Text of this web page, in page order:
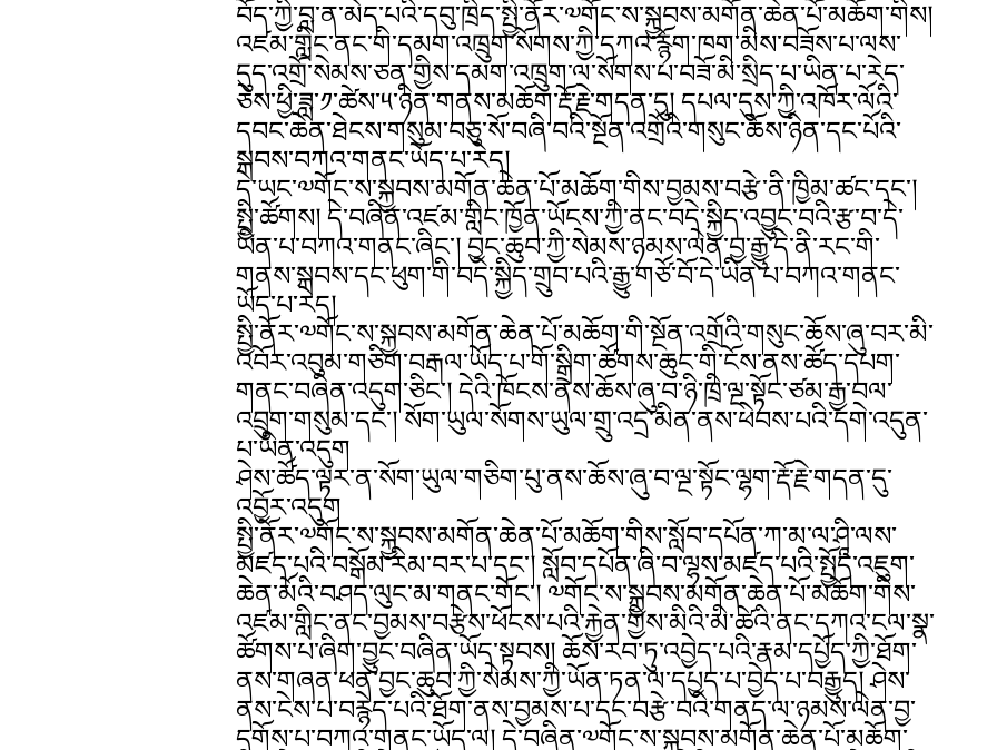
བོད་ཀྱི་བླ་ན་མེད་པའི་དབུ་ཁྲིད་སྤྱི་ནོར་༧གོང་ས་སྐྱབས་མགོན་ཆེན་པོ་མཆོག་གིས།
འཛམ་གླིང་ནང་གི་དམག་འཁྲུག་སོགས་ཀྱི་དཀའ་རྙོག་ཁག་མིས་བཟོས་པ་ལས་
དུད་འགྲོ་སེམས་ཅན་གྱིས་དམག་འཁྲུག་ལ་སོགས་པ་བཟོ་མི་སྲིད་པ་ཡིན་པ་རེད་
ཅེས་ཕྱི་ཟླ་༡་ཚེས་༥་ཉིན་གནས་མཆོག་རྡོ་རྗེ་གདན་དུ། དཔལ་དུས་ཀྱི་འཁོར་ལོའི་
དབང་ཆེན་ཐེངས་གསུམ་བཅུ་སོ་བཞི་བའི་སྔོན་འགྲོའི་གསུང་ཆོས་ཉིན་དང་པོའི་
སྐབས་བཀའ་གནང་ཡོད་པ་རེད།
དེ་ཡང་༧གོང་ས་སྐྱབས་མགོན་ཆེན་པོ་མཆོག་གིས་བྱམས་བརྩེ་ནི་ཁྱིམ་ཚང་དང་།
སྤྱི་ཚོགས། དེ་བཞིན་འཛམ་གླིང་ཁྱོན་ཡོངས་ཀྱི་ནང་བདེ་སྐྱིད་འབྱུང་བའི་རྩ་བ་དེ་
ཡིན་པ་བཀའ་གནང་ཞིང་། བྱང་ཆུབ་ཀྱི་སེམས་ཉམས་ལེན་བྱ་རྒྱུ་དེ་ནི་རང་གི་
གནས་སྐབས་དང་ཕུག་གི་བདེ་སྐྱིད་གྲུབ་པའི་རྒྱུ་གཙོ་བོ་དེ་ཡིན་པ་བཀའ་གནང་
ཡོད་པ་རེད།
སྤྱི་ནོར་༧གོང་ས་སྐྱབས་མགོན་ཆེན་པོ་མཆོག་གི་སྔོན་འགྲོའི་གསུང་ཆོས་ཞུ་བར་མི་
འབོར་འབུམ་གཅིག་བརྒལ་ཡོད་པ་གོ་སྒྲིག་ཚོགས་ཆུང་གི་ངོས་ནས་ཚོད་དཔག་
གནང་བཞིན་འདུག་ཅིང་། དེའི་ཁོངས་ནས་ཆོས་ཞུ་བ་ཉི་ཁྲི་ལྔ་སྟོང་ཙམ་རྒྱ་བལ་
འབྲུག་གསུམ་དང་། སོག་ཡུལ་སོགས་ཡུལ་གྲུ་འདྲ་མིན་ནས་ཕེབས་པའི་དགེ་འདུན་
པ་ཡིན་འདུག
ཤེས་ཚོད་ལྟར་ན་སོག་ཡུལ་གཅིག་པུ་ནས་ཆོས་ཞུ་བ་ལྔ་སྟོང་ལྷག་རྡོ་རྗེ་གདན་དུ་
འབྱོར་འདུག
སྤྱི་ནོར་༧གོང་ས་སྐྱབས་མགོན་ཆེན་པོ་མཆོག་གིས་སློབ་དཔོན་ཀ་མ་ལ་ཤཱི་ལས་
མཛད་པའི་བསྒོམ་རིམ་བར་པ་དང་། སློབ་དཔོན་ཞི་བ་ལྷས་མཛད་པའི་སྤྱོད་འཇུག་
ཆེན་མོའི་བཤད་ལུང་མ་གནང་གོང་། ༧གོང་ས་སྐྱབས་མགོན་ཆེན་པོ་མཆོག་གིས་
འཛམ་གླིང་ནང་བྱམས་བརྩེས་ཕོངས་པའི་རྐྱེན་གྱིས་མིའི་མི་ཚེའི་ནང་དཀའ་ངལ་སྣ་
ཚོགས་པ་ཞིག་བྱུང་བཞིན་ཡོད་སྟབས། ཆོས་རབ་ཏུ་འབྱེད་པའི་རྣམ་དཔྱོད་ཀྱི་ཐོག་
ནས་གཞན་ཕན་བྱང་ཆུབ་ཀྱི་སེམས་ཀྱི་ཡོན་ཏན་ལ་དཔྱད་པ་བྱེད་པ་བརྒྱུད། ཤེས་
ནས་ངེས་པ་བརྙེད་པའི་ཐོག་ནས་བྱམས་པ་དང་བརྩེ་བའི་གནད་ལ་ཉམས་ལེན་བྱ་
དགོས་པ་བཀའ་གནང་ཡོད་ལ། དེ་བཞིན་༧གོང་ས་སྐྱབས་མགོན་ཆེན་པོ་མཆོག་